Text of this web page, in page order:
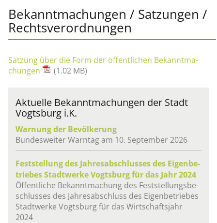
Be­kannt­ma­chun­gen / Sat­zun­gen /
Rechts­ver­ord­nun­gen
Sat­zung über die Form der öf­fent­li­chen Be­kannt­ma­
chun­gen
(1.02 MB)
Ak­tu­el­le Be­kannt­ma­chun­gen der Stadt
Vogts­burg i.K.
War­nung der Be­völ­ke­rung
Bun­des­wei­ter Warn­tag am 10. Sep­tem­ber 2026
Fest­stel­lung des Jah­res­ab­schlus­ses des Ei­gen­be­
trie­bes Stadt­wer­ke Vogts­burg für das Jahr 2024
Öf­fent­li­che Be­kannt­ma­chung des Fest­stel­lungs­be­
schlus­ses des Jah­res­ab­schluss des Ei­gen­be­trie­bes
Stadt­wer­ke Vogts­burg für das Wirt­schafts­jahr
2024